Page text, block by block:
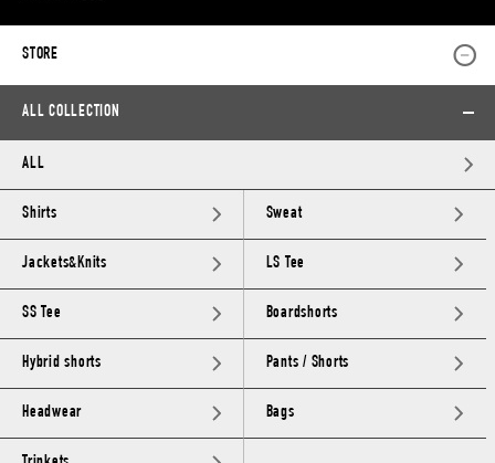
STORE
ALL COLLECTION
ALL
Shirts Sweat
Jackets&Knits LS Tee
SS Tee Boardshorts
Hybrid shorts Pants / Shorts
Headwear Bags